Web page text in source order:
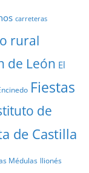
carreteras
rural
de León El
Fiestas
de
de Castilla
Médulas llionés